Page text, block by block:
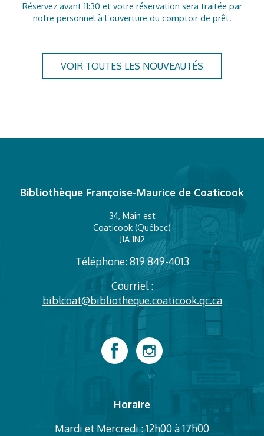
Réservez avant 11:30 et votre réservation sera traitée par
notre personnel à l’ouverture du comptoir de prêt.
VOIR TOUTES LES NOUVEAUTÉS
Bibliothèque Françoise-Maurice de Coaticook
34, Main est
Coaticook (Québec)
J1A 1N2
Téléphone: 819 849-4013
Courriel :
biblcoat@bibliotheque.coaticook.qc.ca
Horaire
Mardi et Mercredi : 12h00 à 17h00